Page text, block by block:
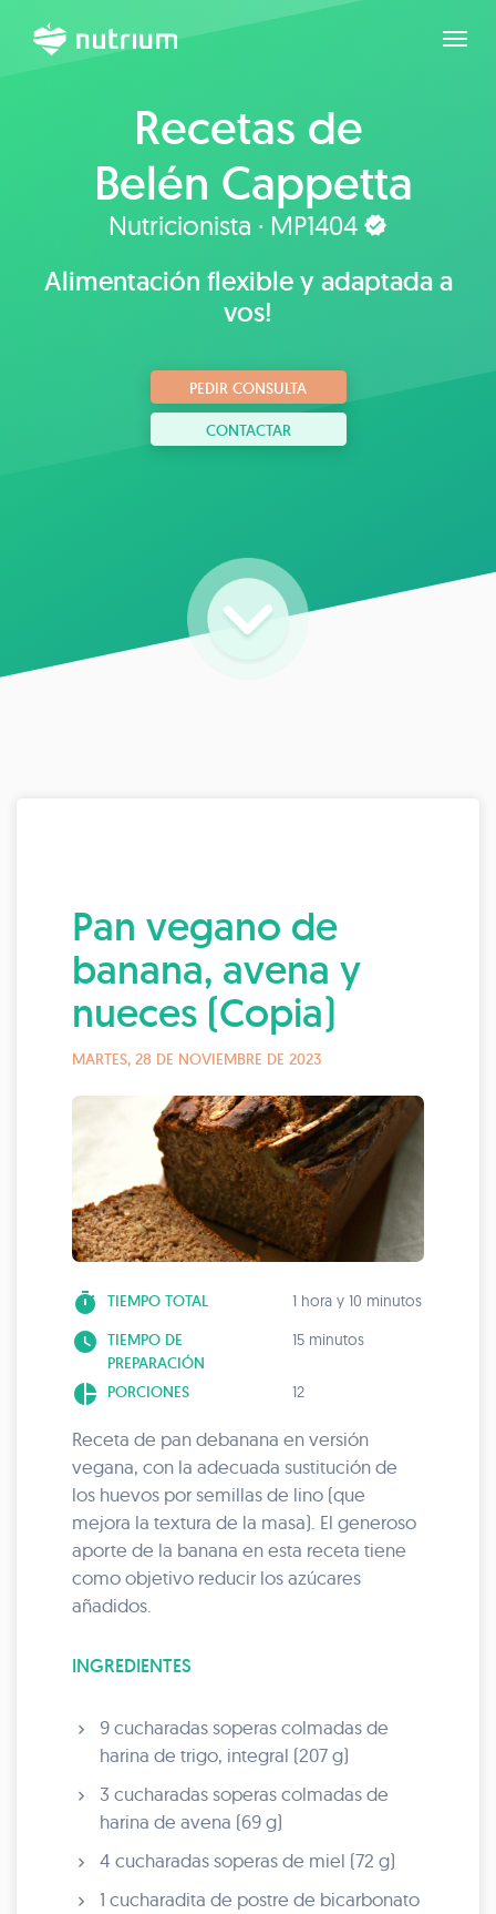
Recetas de
Belén Cappetta
Nutricionista · MP1404
Alimentación flexible y adaptada a
vos!
PEDIR CONSULTA
CONTACTAR
Pan vegano de
banana, avena y
nueces (Copia)
MARTES, 28 DE NOVIEMBRE DE 2023
timer TIEMPO TOTAL 1 hora y 10 minutos
watch_later TIEMPO DE
PREPARACIÓN
15 minutos
pie_chart PORCIONES 12
Receta de pan debanana en versión
vegana, con la adecuada sustitución de
los huevos por semillas de lino (que
mejora la textura de la masa). El generoso
aporte de la banana en esta receta tiene
como objetivo reducir los azúcares
añadidos.
INGREDIENTES
9 cucharadas soperas colmadas de
harina de trigo, integral (207 g)
3 cucharadas soperas colmadas de
harina de avena (69 g)
4 cucharadas soperas de miel (72 g)
1 cucharadita de postre de bicarbonato